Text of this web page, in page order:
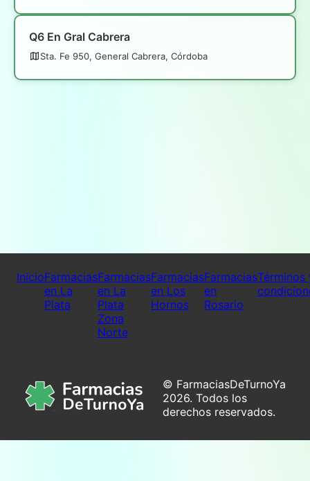
Q6 En Gral Cabrera
Sta. Fe 950, General Cabrera, Córdoba
InicioFarmacias
en La
Plata
Farmacias
en La
Plata
Zona
Norte
Farmacias
en Los
Hornos
Farmacias
en
Rosario
Términos
© FarmaciasDeTurnoYa
2026. Todos los
derechos reservados.